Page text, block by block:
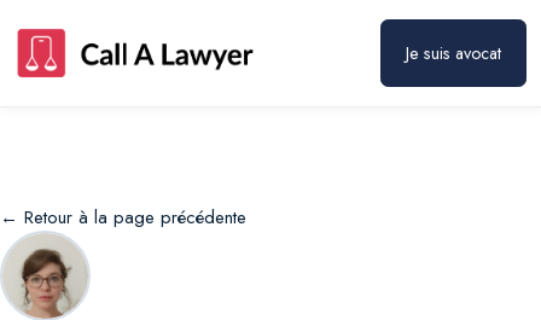
Je suis avocat
← Retour à la page précédente